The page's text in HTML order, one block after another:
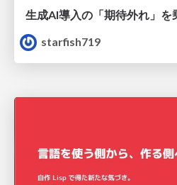
starfish719